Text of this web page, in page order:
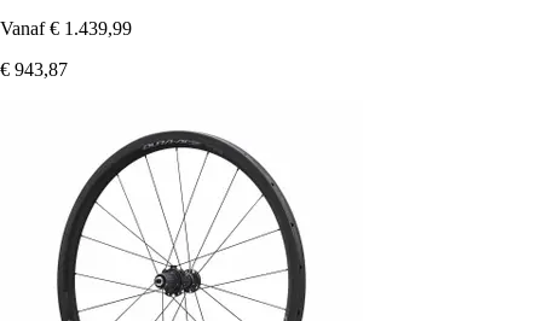
Vanaf € 1.439,99
€ 943,87